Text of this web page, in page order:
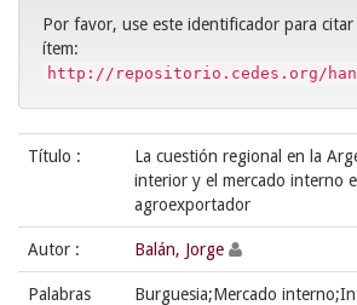
Por favor, use este identificador para
ítem:
http://repositorio.cedes.org/
Título :
La cuestión regional en la
interior y el mercado interno
agroexportador
Autor : Balán, Jorge
Palabras
Burguesia;Mercado